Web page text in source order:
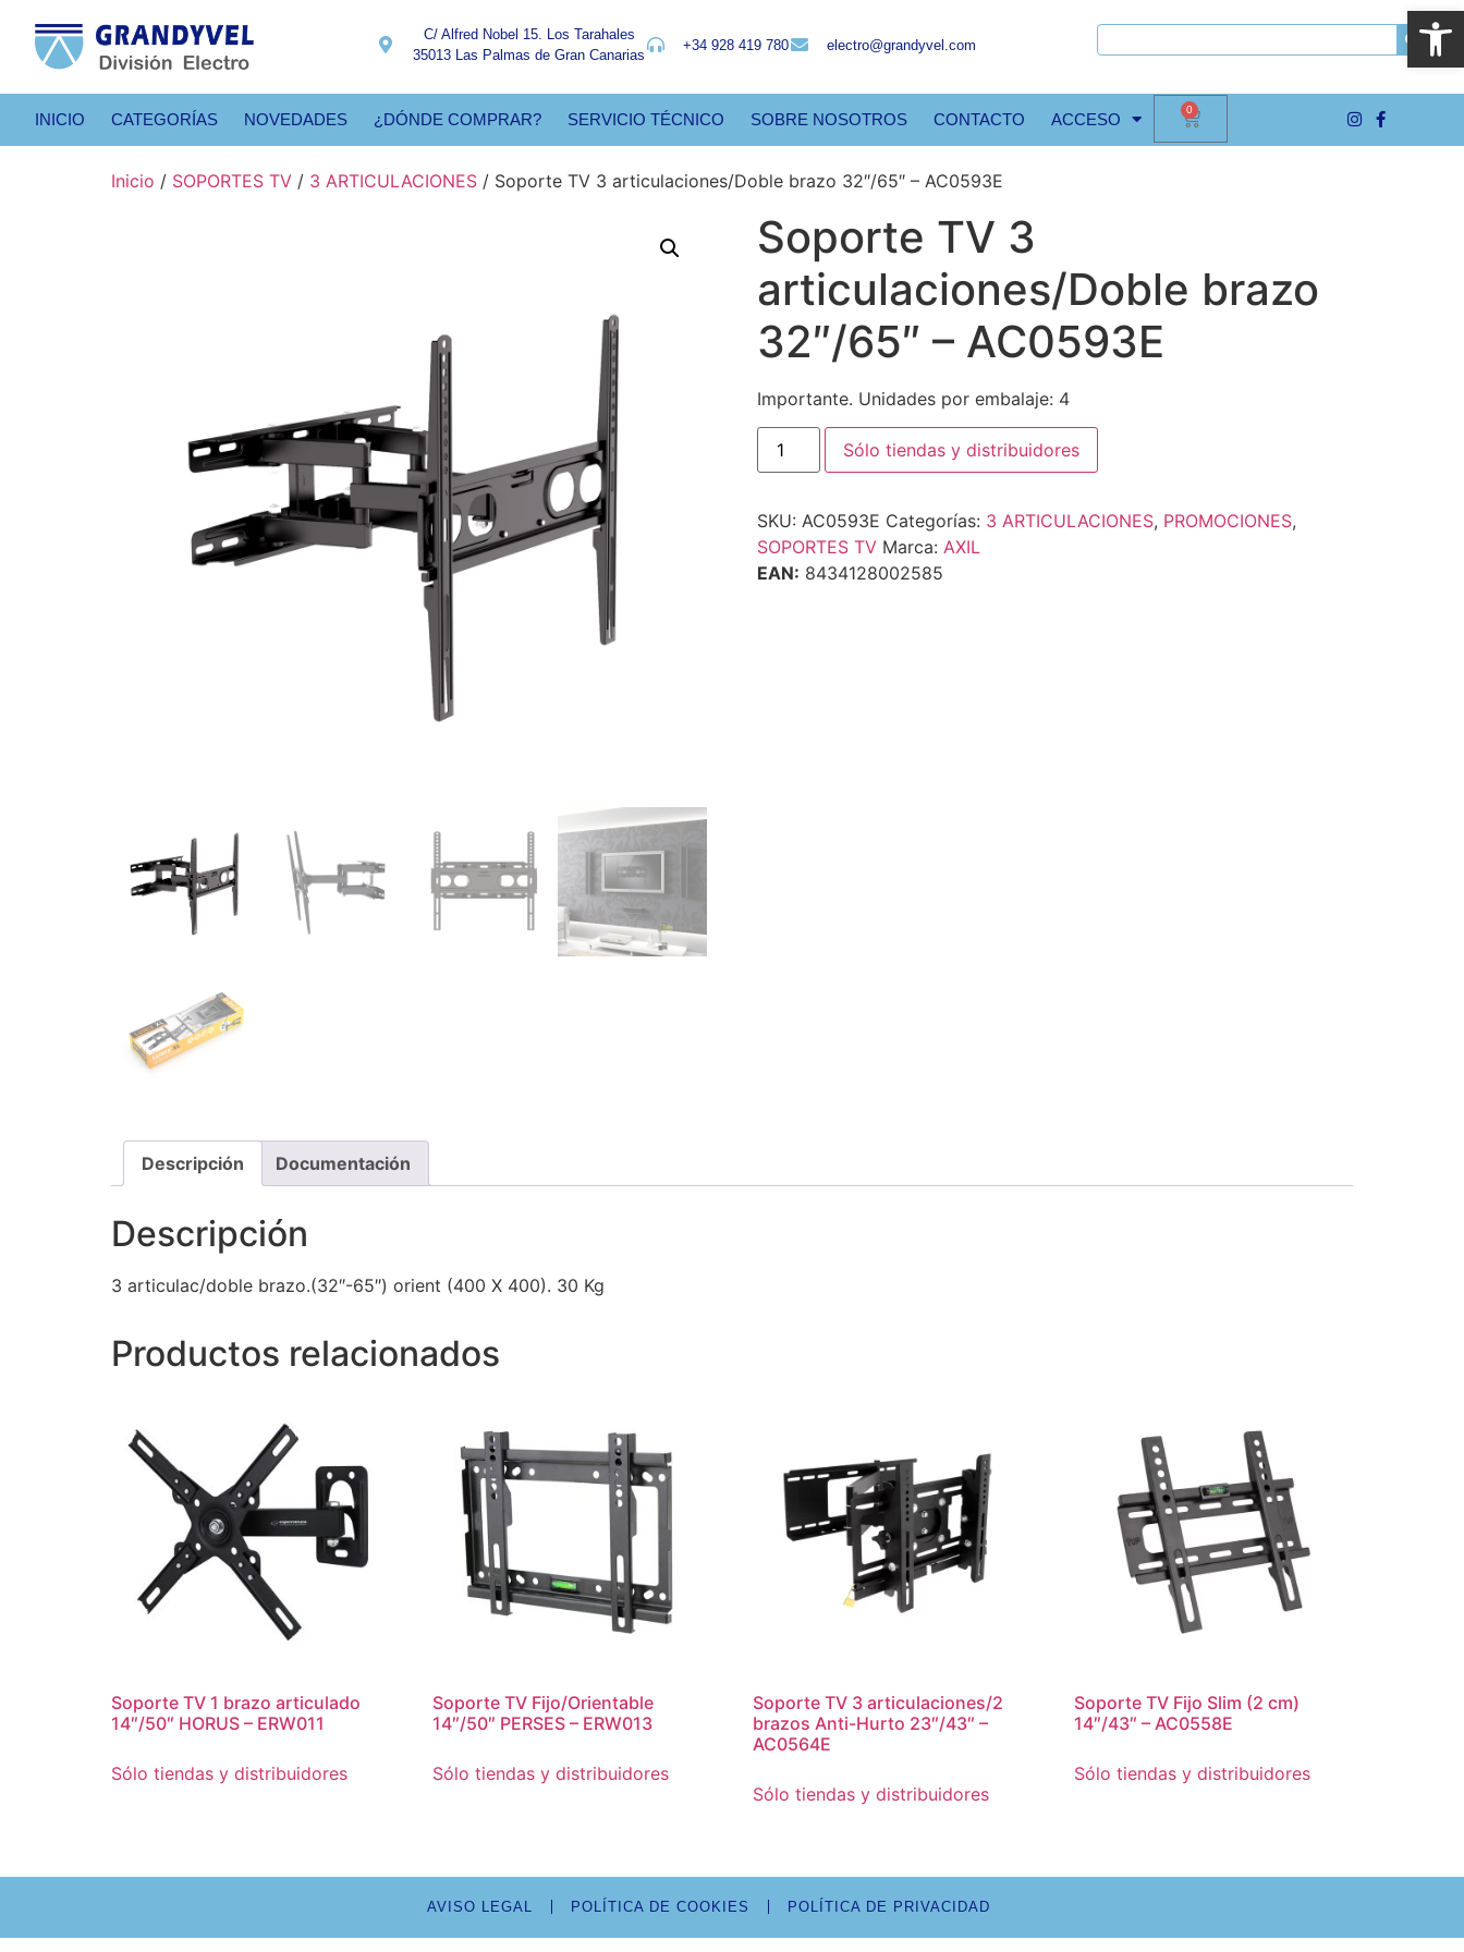
Abrir
C/ Alfred Nobel 15. Los Tarahales
35013 Las Palmas de Gran Canarias
+34 928 419 780 electro@grandyvel.com
INICIO CATEGORÍAS NOVEDADES ¿DÓNDE COMPRAR? SERVICIO TÉCNICO SOBRE NOSOTROS CONTACTO ACCESO
0
Inicio / SOPORTES TV / 3 ARTICULACIONES / Soporte TV 3 articulaciones/Doble brazo 32″/65″ – AC0593E
Soporte TV 3
articulaciones/Doble brazo
32″/65″ – AC0593E
Importante. Unidades por embalaje: 4
Sólo tiendas y distribuidores
SKU: AC0593E Categorías: 3 ARTICULACIONES, PROMOCIONES,
SOPORTES TV Marca: AXIL
EAN: 8434128002585
Descripción Documentación
Descripción
3 articulac/doble brazo.(32″-65″) orient (400 X 400). 30 Kg
Productos relacionados
Soporte TV 1 brazo articulado
14″/50″ HORUS – ERW011
Sólo tiendas y distribuidores
Soporte TV Fijo/Orientable
14″/50″ PERSES – ERW013
Sólo tiendas y distribuidores
Soporte TV 3 articulaciones/2
brazos Anti-Hurto 23″/43″ –
AC0564E
Sólo tiendas y distribuidores
Soporte TV Fijo Slim (2 cm)
14″/43″ – AC0558E
Sólo tiendas y distribuidores
AVISO LEGAL POLÍTICA DE COOKIES POLÍTICA DE PRIVACIDAD